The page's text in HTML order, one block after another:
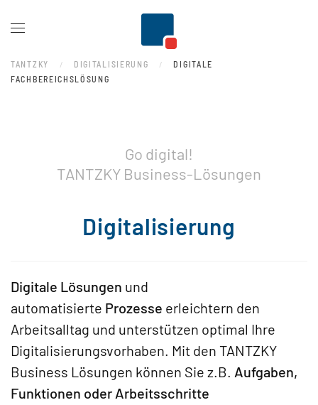
TANTZKY DIGITALISIERUNG
DIGITALE
FACHBEREICHSLÖSUNG
Go digital!
TANTZKY Business-Lösungen
Digitalisierung
Digitale Lösungen und
automatisierte Prozesse erleichtern den
Arbeitsalltag und unterstützen optimal Ihre
Digitalisierungsvorhaben. Mit den TANTZKY
Business Lösungen können Sie z.B. Aufgaben,
Funktionen oder Arbeitsschritte